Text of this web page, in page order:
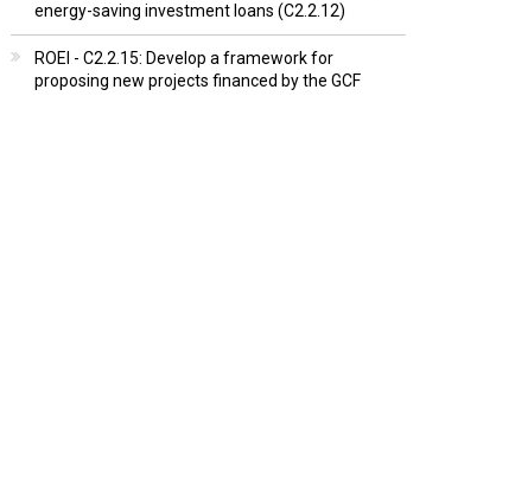
energy-saving investment loans (C2.2.12)
ROEI - C2.2.15: Develop a framework for
proposing new projects financed by the GCF